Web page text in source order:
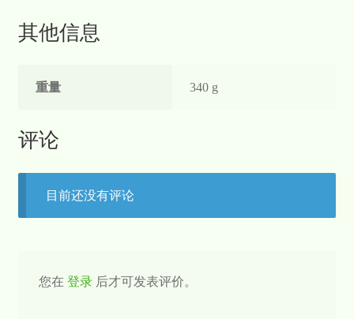
其他信息
重量 340 g
评论
目前还没有评论
您在 登录后才可发表评价。